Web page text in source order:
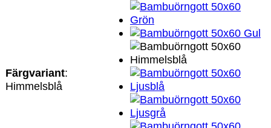
Färgvariant:
Himmelsblå